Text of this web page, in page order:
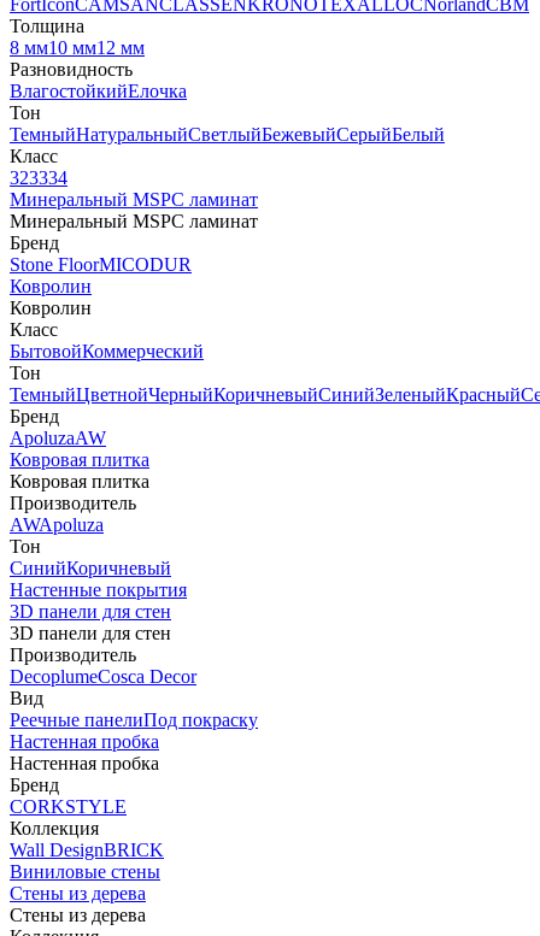
FortIconCAMSANCLASSENKRONOTEXALLOCNorlandCBM
Толщина
8 мм10 мм12 мм
Разновидность
ВлагостойкийЕлочка
Тон
ТемныйНатуральныйСветлыйБежевыйСерыйБелый
Класс
323334
Минеральный MSPC ламинат
Минеральный MSPC ламинат
Бренд
Stone FloorMICODUR
Ковролин
Ковролин
Класс
БытовойКоммерческий
Тон
ТемныйЦветнойЧерныйКоричневыйСинийЗеленыйКрасный
Бренд
ApoluzaAW
Ковровая плитка
Ковровая плитка
Производитель
AWApoluza
Тон
СинийКоричневый
Настенные покрытия
3D панели для стен
3D панели для стен
Производитель
DecoplumeCosca Decor
Вид
Реечные панелиПод покраску
Настенная пробка
Настенная пробка
Бренд
CORKSTYLE
Коллекция
Wall DesignBRICK
Виниловые стены
Стены из дерева
Стены из дерева